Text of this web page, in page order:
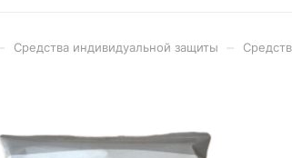
Средства индивидуальной защиты